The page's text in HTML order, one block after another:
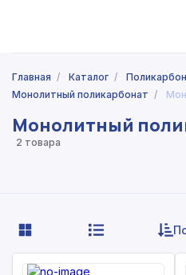
Главная / Каталог /
Монолитный поликарбонат /
Монолитный
2 товара